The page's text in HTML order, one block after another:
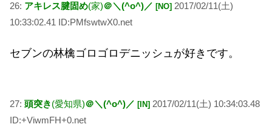
26: アキレス腱固め(家)＠＼(^o^)／ [NO] 2017/02/11(土)
10:33:02.41 ID:PMfswtwX0.net
セブンの林檎ゴロゴロデニッシュが好きです。
27: 頭突き(愛知県)＠＼(^o^)／ [IN] 2017/02/11(土) 10:34:03.48
ID:+ViwmFH+0.net